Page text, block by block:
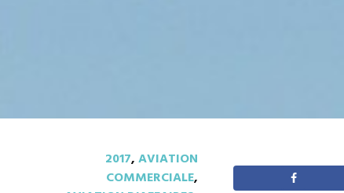
2017,AVIATION
COMMERCIALE,